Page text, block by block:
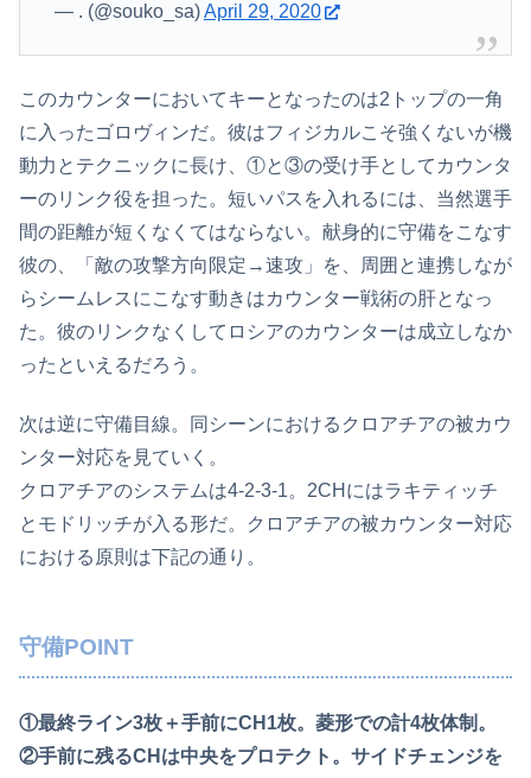
— . (@souko_sa)April 29, 2020
このカウンターにおいてキーとなったのは2トップの一角
に入ったゴロヴィンだ。彼はフィジカルこそ強くないが機
動力とテクニックに長け、①と③の受け手としてカウンタ
ーのリンク役を担った。短いパスを入れるには、当然選手
間の距離が短くなくてはならない。献身的に守備をこなす
彼の、「敵の攻撃方向限定→速攻」を、周囲と連携しなが
らシームレスにこなす動きはカウンター戦術の肝となっ
た。彼のリンクなくしてロシアのカウンターは成立しなか
ったといえるだろう。
次は逆に守備目線。同シーンにおけるクロアチアの被カウ
ンター対応を見ていく。
クロアチアのシステムは4-2-3-1。2CHにはラキティッチ
とモドリッチが入る形だ。クロアチアの被カウンター対応
における原則は下記の通り。
守備POINT
①最終ライン3枚＋手前にCH1枚。菱形での計4枚体制。
②手前に残るCHは中央をプロテクト。サイドチェンジを